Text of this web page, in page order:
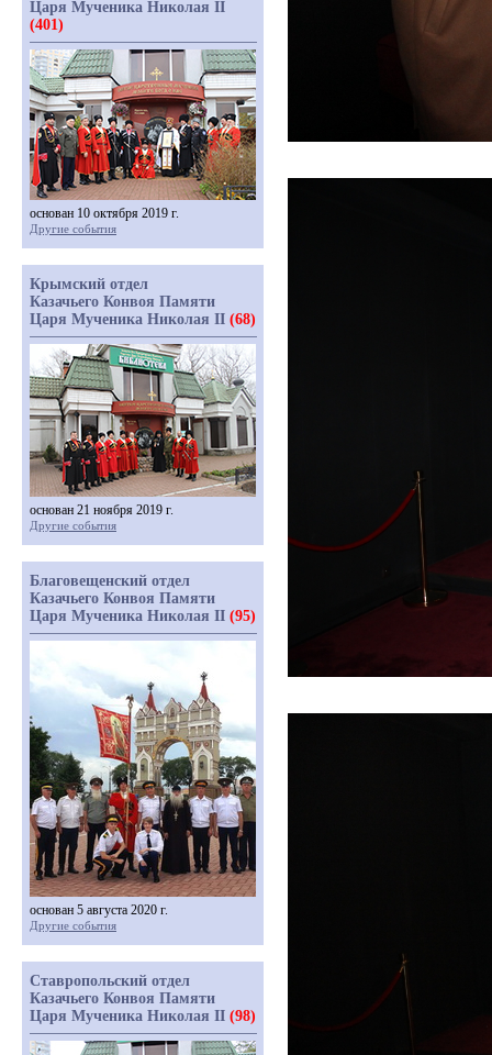
Царя Мученика Николая II
(401)
основан 10 октября 2019 г.
Другие события
Крымский отдел
Казачьего Конвоя Памяти
Царя Мученика Николая II (68)
основан 21 ноября 2019 г.
Другие события
Благовещенский отдел
Казачьего Конвоя Памяти
Царя Мученика Николая II (95)
основан 5 августа 2020 г.
Другие события
Ставропольский отдел
Казачьего Конвоя Памяти
Царя Мученика Николая II (98)